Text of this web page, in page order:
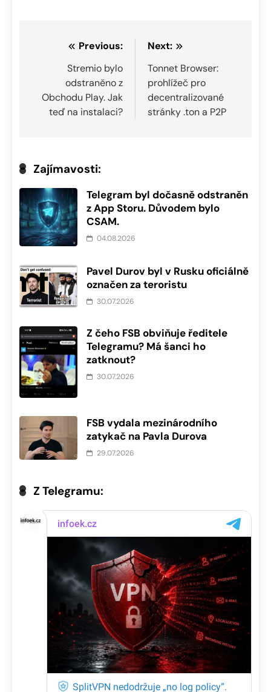
Navigace
příspěvek
Previous:
Stremio bylo
odstraněno z
Obchodu Play. Jak
teď na instalaci?
Next:
Tonnet Browser:
prohlížeč pro
decentralizované
stránky .ton a P2P
Zajímavosti:
Telegram byl dočasně odstraněn
z App Storu. Důvodem bylo
CSAM.
04.08.2026
Pavel Durov byl v Rusku oficiálně
označen za teroristu
30.07.2026
Z čeho FSB obviňuje ředitele
Telegramu? Má šanci ho
zatknout?
30.07.2026
FSB vydala mezinárodního
zatykač na Pavla Durova
29.07.2026
Z Telegramu: